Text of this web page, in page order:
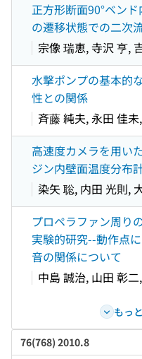
正方形断面90°ベン
の遷移状態での二次
宗像 瑞恵, 寺沢 亨,
水撃ポンプの基本的
性との関係
斉藤 純夫, 永田 佳
高速度カメラを用い
ジン内壁面温度分布
染矢 聡, 内田 光則,
プロペラファン周り
実験的研究--動作点
音の関係について
中島 誠治, 山田 彰
もっ
76(768) 2010.8